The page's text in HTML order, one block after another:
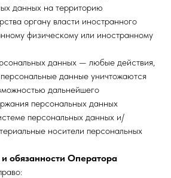
данных на территорию
органу власти иностранного
физическому или иностранному
данных — любые действия,
персональные данные уничтожаются
дальнейшего
персональных данных
персональных данных и/
носители персональных
обязанности Оператора